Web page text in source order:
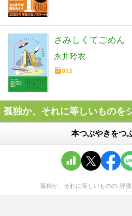
さみしくてごめん
永井玲衣
953
孤独か、それに等しいものを
本つぶやきをつ
孤独か、それに等しいものの 評価